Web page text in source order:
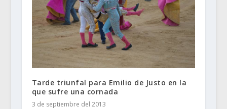
Tarde triunfal para Emilio de Justo en la
que sufre una cornada
3 de septiembre del 2013